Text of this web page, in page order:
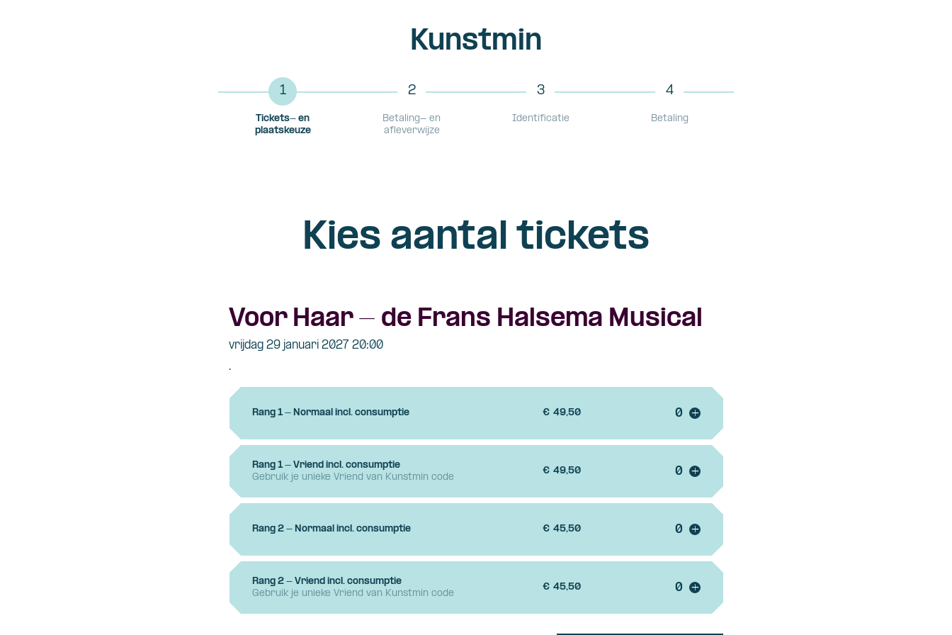
Kunstmin
1
Tickets- en
plaatskeuze
2
Betaling- en
afleverwijze
3
Identificatie
4
Betaling
Kies aantal tickets
Voor Haar - de Frans Halsema Musical
vrijdag 29 januari 2027 20:00
.
Rang 1 - Normaal incl. consumptie € 49,50 +Voeg ticket toe
Rang 1 - Vriend incl. consumptie
Gebruik je unieke Vriend van Kunstmin code
€ 49,50 +Voeg ticket toe
Rang 2 - Normaal incl. consumptie € 45,50 +Voeg ticket toe
Rang 2 - Vriend incl. consumptie
Gebruik je unieke Vriend van Kunstmin code
€ 45,50 +Voeg ticket toe